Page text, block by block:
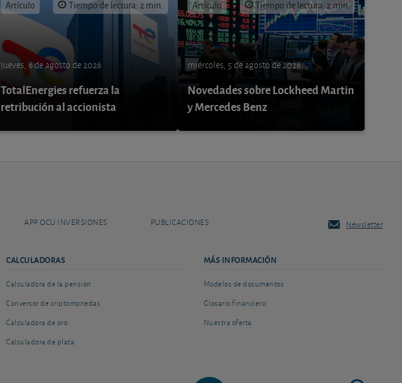
Artículo Tiempo de lectura: 2 min.
jueves, 6 de agosto de 2026
TotalEnergies refuerza la
retribución al accionista
Artículo Tiempo de lectura: 2 min.
miércoles, 5 de agosto de 2026
Novedades sobre Lockheed Martin
y Mercedes Benz
APP OCU INVERSIONES PUBLICACIONES Newsletter
CALCULADORAS
Calculadora de la pensión
Conversor de criptomonedas
Calculadora de oro
Calculadora de plata
MÁS INFORMACIÓN
Modelos de documentos
Glosario financiero
Nuestra oferta